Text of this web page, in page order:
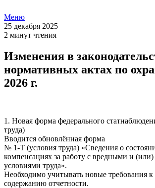
Меню
25 декабря 2025
2 минут чтения
Изменения в
нормативных актах по
2026 г.
1. Новая форма федерального
труда)
Вводится обновлённая форма
№ 1-Т (условия труда) «Сведения о
компенсациях за работу с вредными и
условиями труда».
Необходимо учитывать новые требования к
содержанию отчетности.